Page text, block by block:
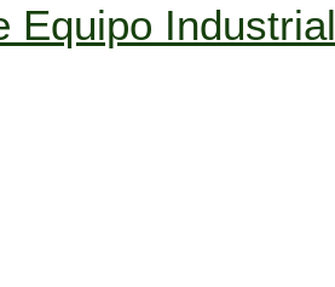
Equipo Industrial